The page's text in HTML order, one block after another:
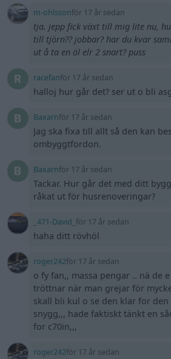
m-ohlssonför 17 år sedan
tja. jepp fick växt till mig lite nu,
till tjörn?? jobbar? har du kvar
ut å ta en öl elr 2 snart? puss
racefanför 17 år sedan
halloj hur går det? ser ut o bli
Baxarnför 17 år sedan
Jag ska fixa till allt så den kan
ombyggtfordon.
Baxarnför 17 år sedan
Tackar. Hur går det med ditt
råkat ut för husrenoveringar?
_471-David_ för 17 år sedan
haha ditt rövhöl
roger242för 17 år sedan
o fy fan,, massa pengar .. nä de
tröttnar när man grejar för
skall bli kul o se den klar for den
snygg,,, hade faktiskt tänkt en
for c70in,,,
roger242för 17 år sedan